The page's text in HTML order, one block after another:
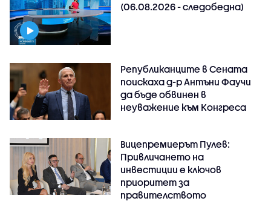
(06.08.2026 - следобедна)
Републиканците в Сената
поискаха д-р Антъни Фаучи
да бъде обвинен в
неуважение към Конгреса
Вицепремиерът Пулев:
Привличането на
инвестиции е ключов
приоритет за
правителството